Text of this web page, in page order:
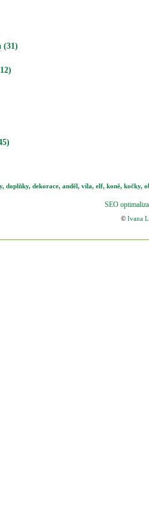
(31)
, doplňky, dekorace, anděl, víla, elf, koně, kočky,
SEO
© Ivana